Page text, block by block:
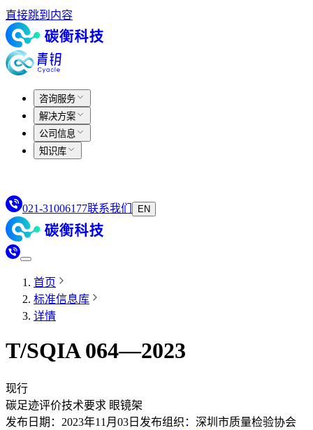
直接跳到内容
咨询服务
解决方案
公司信息
知识库
021-31006177联系我们 EN
首页
标准信息库
详情
T/SQIA 064—2023
现行
碳足迹评价技术要求 眼镜架
发布日期： 2023年11月03日 发布组织： 深圳市质量检验协会